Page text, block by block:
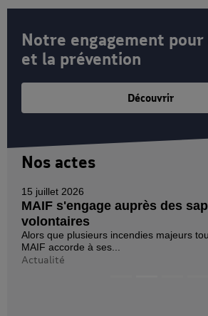
Notre engagement
et la prévention
Découvrir
Nos actes
15 juillet 2026
MAIF s'engage auprès des
volontaires
Alors que plusieurs incendies majeurs
MAIF accorde à ses...
Actualité